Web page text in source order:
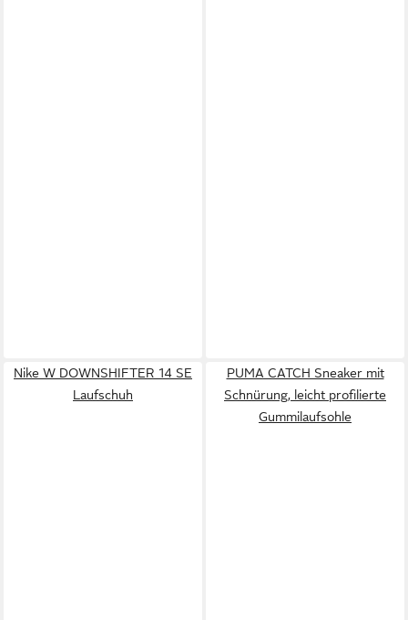
Nike W DOWNSHIFTER 14 SE
Laufschuh
PUMA CATCH Sneaker mit
Schnürung, leicht profilierte
Gummilaufsohle